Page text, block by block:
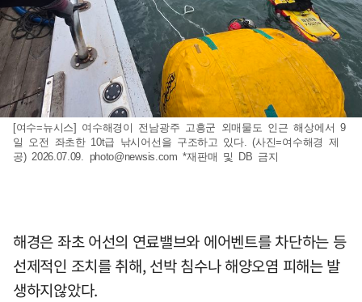
[여수=뉴시스] 여수해경이 전남광주 고흥군 외매물도 인근 해상에서 9
일 오전 좌초한 10t급 낚시어선을 구조하고 있다. (사진=여수해경 제
공) 2026.07.09. photo@newsis.com *재판매 및 DB 금지
해경은 좌초 어선의 연료밸브와 에어벤트를 차단하는 등
선제적인 조치를 취해, 선박 침수나 해양오염 피해는 발
생하지않았다.